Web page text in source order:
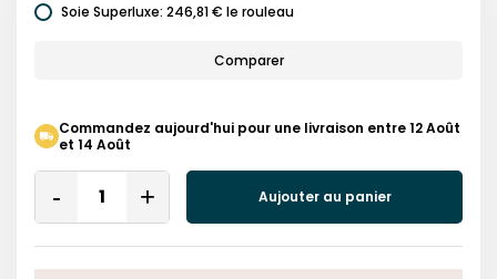
Soie Superluxe: 246,81 € le rouleau
Comparer
Commandez aujourd'hui pour une livraison entre 12 Août
et 14 Août
Quantity
Remove
One
Add
One
Aujouter au panier